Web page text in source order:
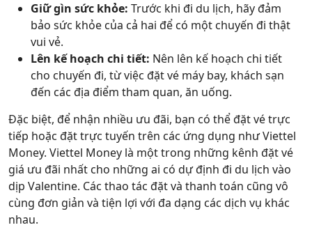
Giữ gìn sức khỏe: Trước khi đi du lịch, hãy đảm
bảo sức khỏe của cả hai để có một chuyến đi thật
vui vẻ.
Lên kế hoạch chi tiết: Nên lên kế hoạch chi tiết
cho chuyến đi, từ việc đặt vé máy bay, khách sạn
đến các địa điểm tham quan, ăn uống.
Đặc biệt, để nhận nhiều ưu đãi, bạn có thể đặt vé trực
tiếp hoặc đặt trực tuyến trên các ứng dụng như Viettel
Money. Viettel Money là một trong những kênh đặt vé
giá ưu đãi nhất cho những ai có dự định đi du lịch vào
dịp Valentine. Các thao tác đặt và thanh toán cũng vô
cùng đơn giản và tiện lợi với đa dạng các dịch vụ khác
nhau.